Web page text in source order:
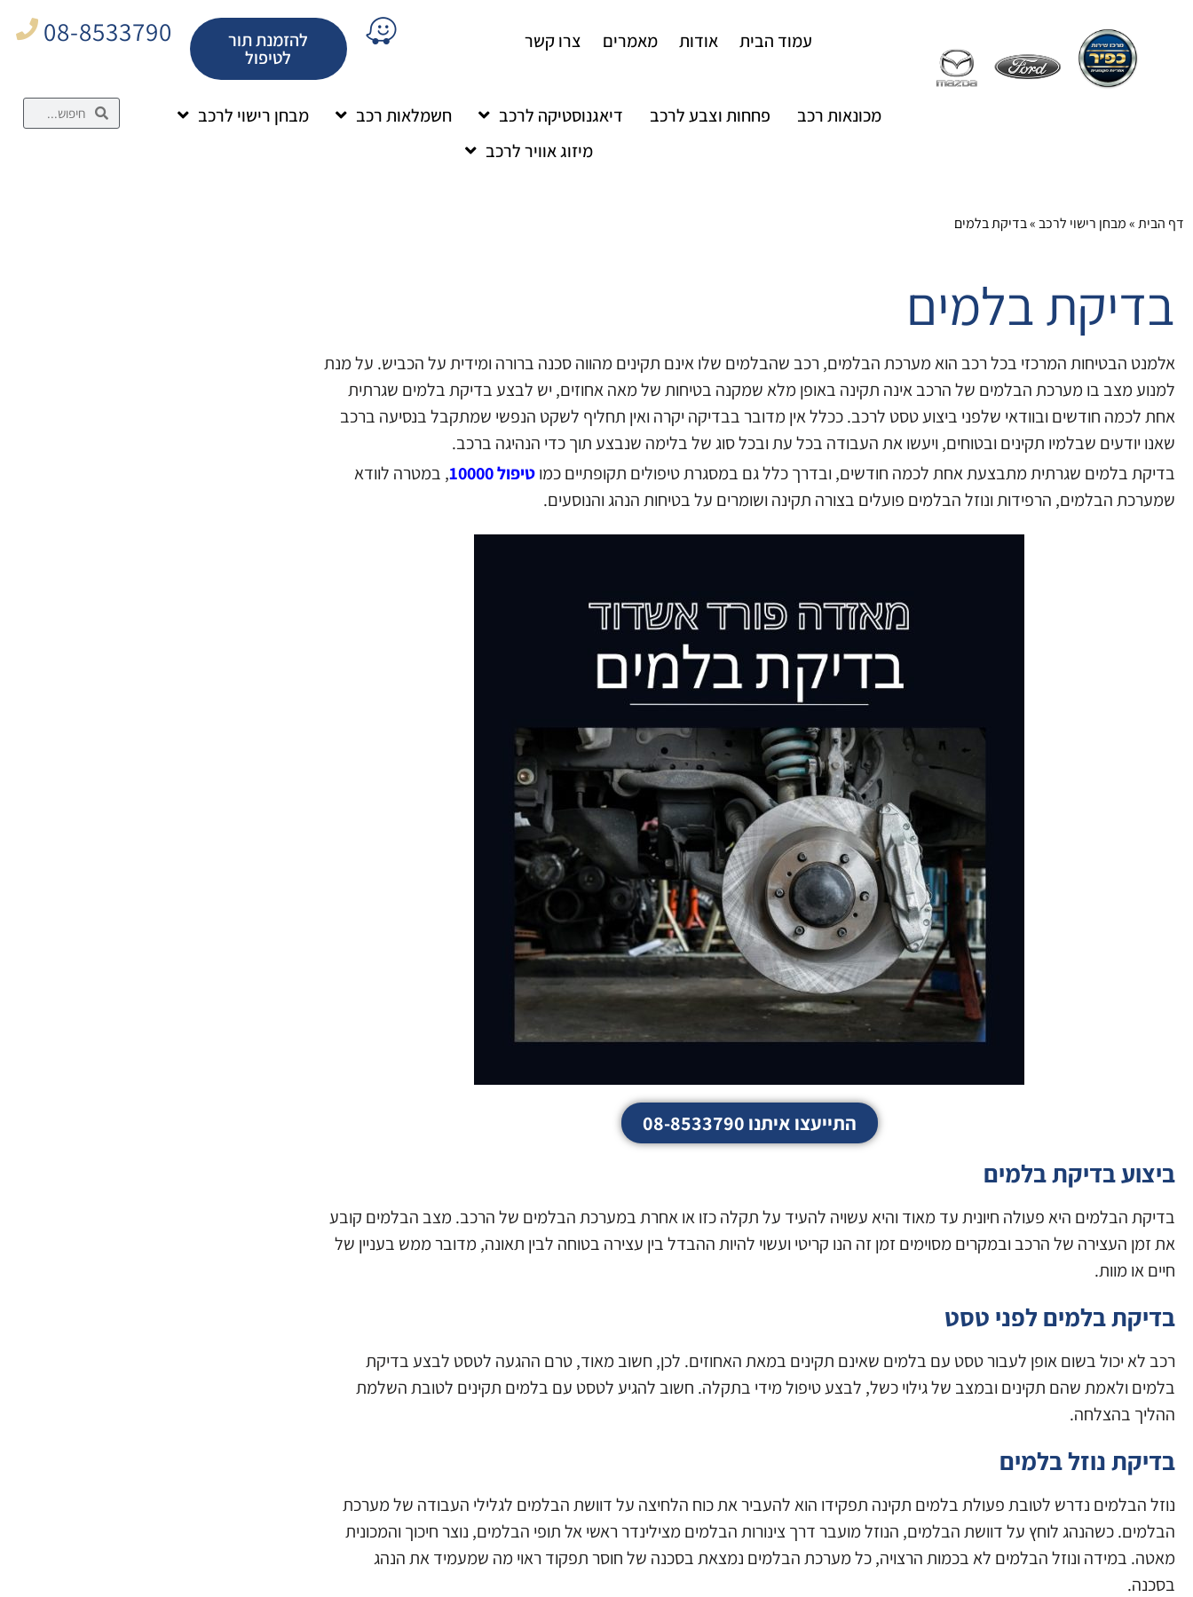
עמוד הבית אודות מאמרים צרו קשר להזמנת תור
לטיפול
08-8533790
מכונאות רכב פחחות וצבע לרכב דיאגנוסטיקה לרכב חשמלאות רכב
מבחן רישוי לרכב
מיזוג אוויר לרכב
דף הבית»מבחן רישוי לרכב»בדיקת בלמים
בדיקת בלמים
אלמנט הבטיחות המרכזי בכל רכב הוא מערכת הבלמים, רכב שהבלמים שלו אינם תקינים מהווה סכנה ברורה ומידית על הכביש. על מנת
למנוע מצב בו מערכת הבלמים של הרכב אינה תקינה באופן מלא שמקנה בטיחות של מאה אחוזים, יש לבצע בדיקת בלמים שגרתית
אחת לכמה חודשים ובוודאי שלפני ביצוע טסט לרכב. ככלל אין מדובר בבדיקה יקרה ואין תחליף לשקט הנפשי שמתקבל בנסיעה ברכב
שאנו יודעים שבלמיו תקינים ובטוחים, ויעשו את העבודה בכל עת ובכל סוג של בלימה שנבצע תוך כדי הנהיגה ברכב.
בדיקת בלמים שגרתית מתבצעת אחת לכמה חודשים, ובדרך כלל גם במסגרת טיפולים תקופתיים כמוטיפול 10000
, במטרה לוודא
שמערכת הבלמים, הרפידות ונוזל הבלמים פועלים בצורה תקינה ושומרים על בטיחות הנהג והנוסעים.
התייעצו איתנו 08-8533790
ביצוע בדיקת בלמים
בדיקת הבלמים היא פעולה חיונית עד מאוד והיא עשויה להעיד על תקלה כזו או אחרת במערכת הבלמים של הרכב. מצב הבלמים קובע
את זמן העצירה של הרכב ובמקרים מסוימים זמן זה הנו קריטי ועשוי להיות ההבדל בין עצירה בטוחה לבין תאונה, מדובר ממש בעניין של
חיים או מוות.
בדיקת בלמים לפני טסט
רכב לא יכול בשום אופן לעבור טסט עם בלמים שאינם תקינים במאת האחוזים. לכן, חשוב מאוד, טרם ההגעה לטסט לבצע בדיקת
בלמים ולאמת שהם תקינים ובמצב של גילוי כשל, לבצע טיפול מידי בתקלה. חשוב להגיע לטסט עם בלמים תקינים לטובת השלמת
ההליך בהצלחה.
בדיקת נוזל בלמים
נוזל הבלמים נדרש לטובת פעולת בלמים תקינה תפקידו הוא להעביר את כוח הלחיצה על דוושת הבלמים לגלילי העבודה של מערכת
הבלמים. כשהנהג לוחץ על דוושת הבלמים, הנוזל מועבר דרך צינורות הבלמים מצילינדר ראשי אל תופי הבלמים, נוצר חיכוך והמכונית
מאטה. במידה ונוזל הבלמים לא בכמות הרצויה, כל מערכת הבלמים נמצאת בסכנה של חוסר תפקוד ראוי מה שמעמיד את הנהג
בסכנה.